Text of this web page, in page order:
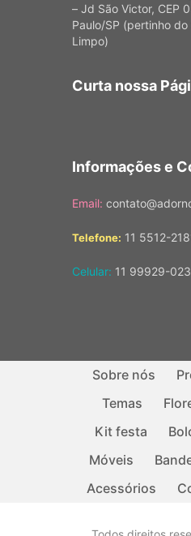
– Jd São Victor, CEP
Paulo/SP (pertinho
Limpo)
Curta nossa
Informações e
Email:
Telefone: 11 5512-
Celular: 11 99929-
Sobre nós
Temas
Kit festa
Móveis
Acessórios